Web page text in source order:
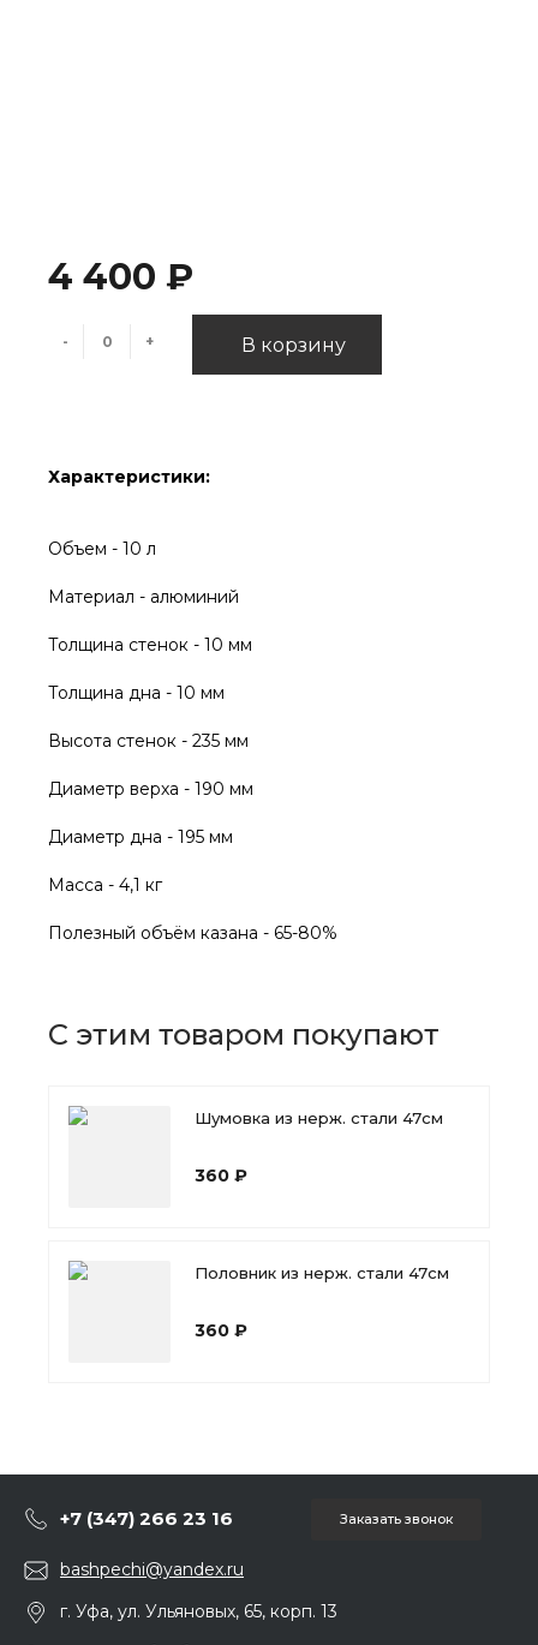
4 400 ₽
- + В корзину
Характеристики:
Объем - 10 л
Материал - алюминий
Толщина стенок - 10 мм
Толщина дна - 10 мм
Высота стенок - 235 мм
Диаметр верха - 190 мм
Диаметр дна - 195 мм
Масса - 4,1 кг
Полезный объём казана - 65-80%
С этим товаром покупают
Шумовка из нерж. стали 47см
360 ₽
Половник из нерж. стали 47см
360 ₽
+7 (347) 266 23 16 Заказать звонок
bashpechi@yandex.ru
г. Уфа, ул. Ульяновых, 65, корп. 13